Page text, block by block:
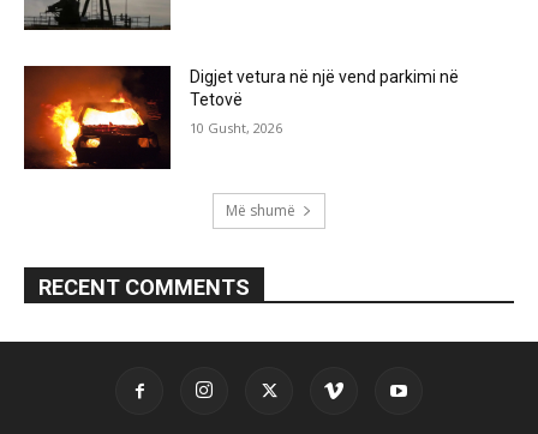
Digjet vetura në një vend parkimi në
Tetovë
10 Gusht, 2026
Më shumë
RECENT COMMENTS